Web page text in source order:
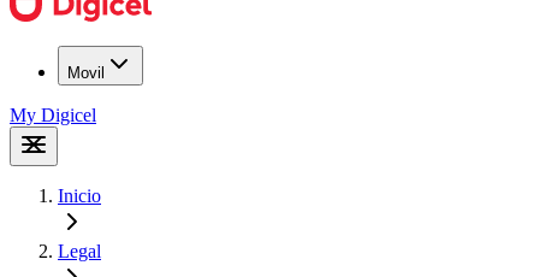
Movil
My Digicel
Inicio
Legal